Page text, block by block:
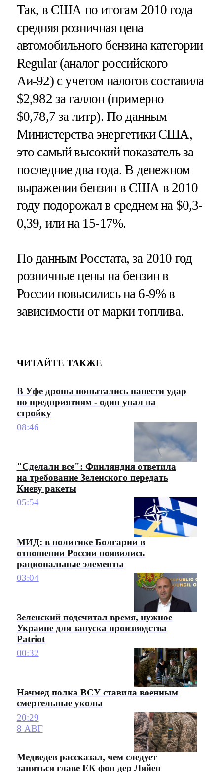
Так, в США по итогам 2010 года
средняя розничная цена
автомобильного бензина категории
Regular (аналог российского
Аи-92) с учетом налогов составила
$2,982 за галлон (примерно
$0,78,7 за литр). По данным
Министерства энергетики США,
это самый высокий показатель за
последние два года. В денежном
выражении бензин в США в 2010
году подорожал в среднем на $0,3-
0,39, или на 15-17%.
По данным Росстата, за 2010 год
розничные цены на бензин в
России повысились на 6-9% в
зависимости от марки топлива.
ЧИТАЙТЕ ТАКЖЕ
В Уфе дроны попытались нанести удар
по предприятиям - один упал на
стройку
08:46
"Сделали все": Финляндия ответила
на требование Зеленского передать
Киеву ракеты
05:54
МИД: в политике Болгарии в
отношении России появились
рациональные элементы
03:04
Зеленский подсчитал время, нужное
Украине для запуска производства
Patriot
00:32
Начмед полка ВСУ ставила военным
смертельные уколы
20:29
8 АВГ
Медведев рассказал, чем следует
заняться главе ЕК фон дер Ляйен